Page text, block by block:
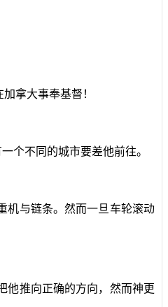
拿大事奉基督！
个不同的城市要差他前往。
机与链条。然而一旦车轮滚动
他推向正确的方向，然而神更